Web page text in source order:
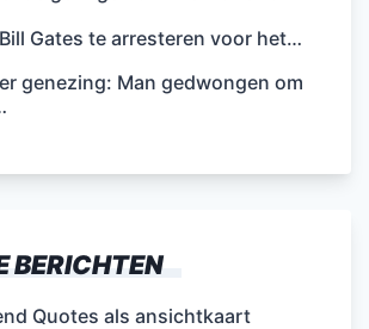
Gates te arresteren voor het…
genezing: Man gedwongen om
BERICHTEN
Quotes als ansichtkaart